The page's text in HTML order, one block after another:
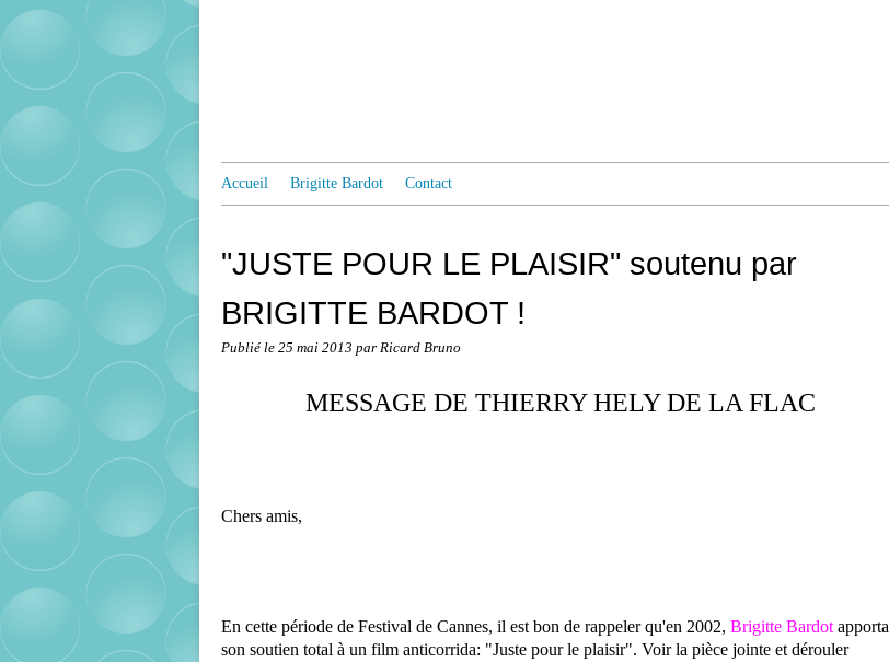
Accueil Brigitte Bardot Contact
"JUSTE POUR LE PLAISIR" soutenu par
BRIGITTE BARDOT !
Publié le 25 mai 2013 par Ricard Bruno
MESSAGE DE THIERRY HELY DE LA FLAC
Chers amis,
En cette période de Festival de Cannes, il est bon de rappeler qu'en 2002, Brigitte Bardot apporta
son soutien total à un film anticorrida: "Juste pour le plaisir". Voir la pièce jointe et dérouler